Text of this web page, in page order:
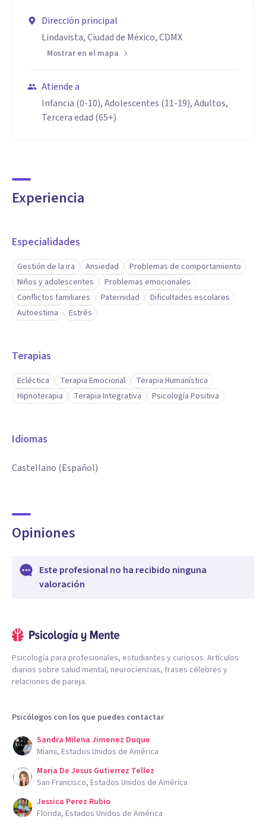
Dirección principal
Lindavista, Ciudad de México, CDMX
Mostrar en el mapa
Atiende a
Infancia (0-10), Adolescentes (11-19), Adultos,
Tercera edad (65+)
Experiencia
Especialidades
Gestión de la ira Ansiedad
Problemas de comportamiento
Niños y adolescentes
Problemas emocionales
Conflictos familiares
Paternidad
Dificultades escolares
Autoestima
Estrés
Terapias
Ecléctica Terapia Emocional
Terapia Humanística
Hipnoterapia
Terapia Integrativa Psicología Positiva
Idiomas
Castellano (Español)
Opiniones
Este profesional no ha recibido ninguna
valoración
Psicología para profesionales, estudiantes y curiosos. Artículos
diarios sobre salud mental, neurociencias, frases célebres y
relaciones de pareja.
Psicólogos con los que puedes contactar
Sandra Milena Jimenez Duque
Miami, Estados Unidos de América
Maria De Jesus Gutierrez Tellez
San Francisco, Estados Unidos de América
Jessica Perez Rubio
Florida, Estados Unidos de América